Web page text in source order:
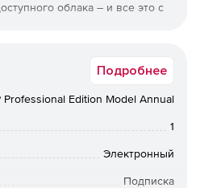
облака – и все это с
DSS, FISMA, HIPAA, SOX,
Подробнее
Professional Edition Model Annual
1
Электронный
Подписка